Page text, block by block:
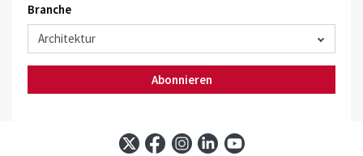
Branche
Abonnieren